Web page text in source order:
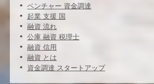
ベンチャー 資金調達
起業 支援 国
融資 流れ
公庫 融資 税理士
融資 信用
融資 とは
資金調達 スタートアップ